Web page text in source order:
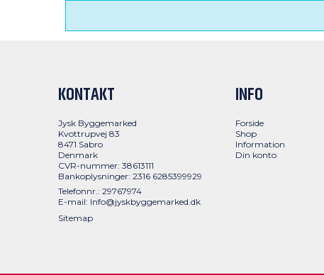
KONTAKT
Jysk Byggemarked
Kvottrupvej 83
8471 Sabro
Denmark
CVR-nummer: 38613111
Bankoplysninger: 2316 6285399929
Telefonnr.: 29767974
E-mail: Info@jyskbyggemarked.dk
Sitemap
INFO
Forside
Shop
Information
Din konto